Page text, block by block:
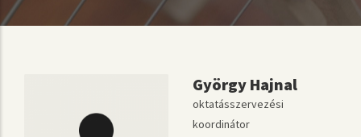
György Hajnal
oktatásszervezési
koordinátor